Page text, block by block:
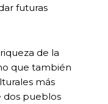
futuras
de la
que también
más
dos pueblos